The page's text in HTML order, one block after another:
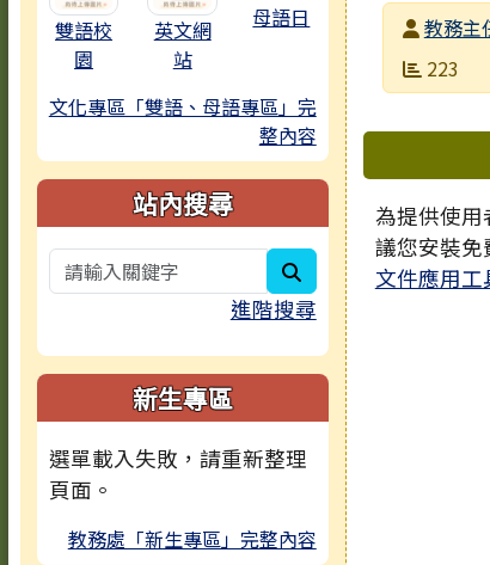
雙語校
園
英文網
站
母語日
文化專區「雙語、母語專區」完
整內容
站內搜尋
search
進階搜尋
新生專區
選單載入失敗，請重新整理
頁面。
教務處「新生專區」完整內容
發布者教務主
發布日期
瀏覽次數
223
下中區
為提供使用
議您安裝免
文件應用工